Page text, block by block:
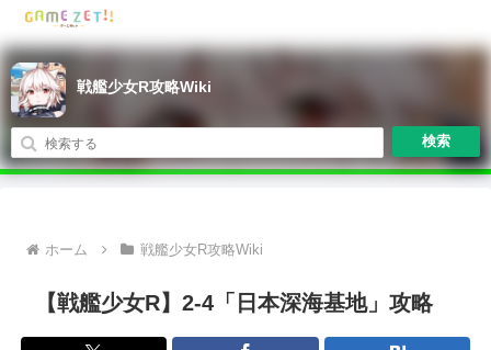
戦艦少女R攻略Wiki
検索
ホーム 戦艦少女R攻略Wiki
【戦艦少女R】2-4「日本深海基地」攻略